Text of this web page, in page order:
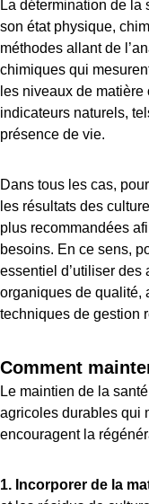
La détermination de la
son état physique,
méthodes allant de
chimiques qui
les niveaux de
indicateurs naturels,
présence de vie.
Dans tous les cas,
les résultats des
plus recommandées
besoins. En ce sens,
essentiel d’utiliser des
organiques de qualité,
techniques de gestion
Comment
Le maintien de la
agricoles durables qui
encouragent la
1. Incorporer de la